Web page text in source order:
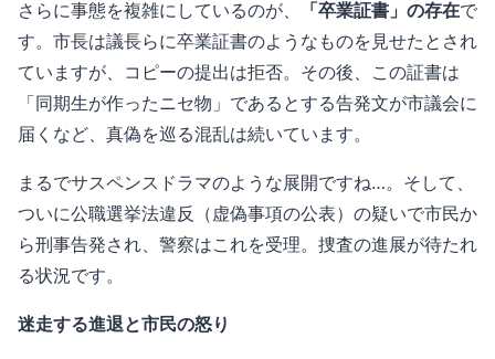
さらに事態を複雑にしているのが、 「卒業証書」の存在で
す。市長は議長らに卒業証書のようなものを見せたとされ
ていますが、コピーの提出は拒否。その後、この証書は
「同期生が作ったニセ物」であるとする告発文が市議会に
届くなど、真偽を巡る混乱は続いています。
まるでサスペンスドラマのような展開ですね…。そして、
ついに公職選挙法違反（虚偽事項の公表）の疑いで市民か
ら刑事告発され、警察はこれを受理。捜査の進展が待たれ
る状況です。
迷走する進退と市民の怒り